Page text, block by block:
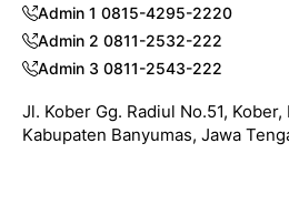
Admin 1 0815-4295-2220
Admin 2 0811-2532-222
Admin 3 0811-2543-222
Jl. Kober Gg. Radiul No.51,
Kabupaten Banyumas, Jawa